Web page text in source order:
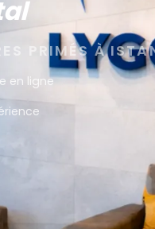
PRIMÉS À
en ligne